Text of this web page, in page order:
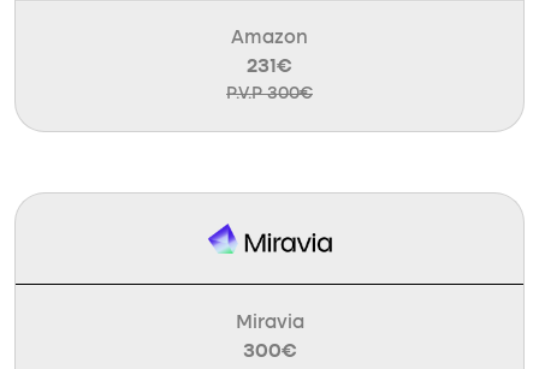
Amazon
231€
P.V.P 300€
Miravia
300€